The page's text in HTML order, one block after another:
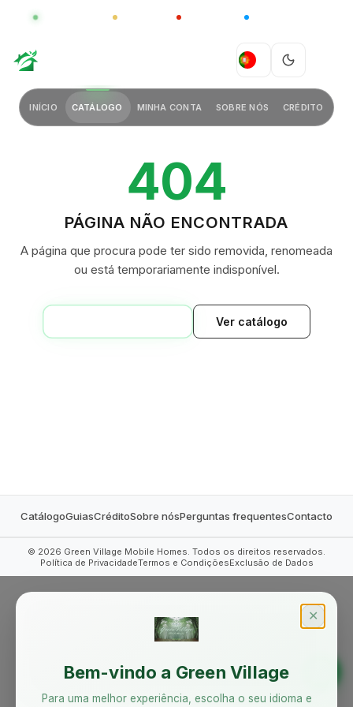
GLOBAL CHINA
PT
INÍCIO CATÁLOGO MINHA CONTA SOBRE NÓS CRÉDITO
404
PÁGINA NÃO ENCONTRADA
A página que procura pode ter sido removida, renomeada
ou está temporariamente indisponível.
Ver catálogo
CatálogoGuiasCréditoSobre nósPerguntas frequentesContacto
© 2026 Green Village Mobile Homes. Todos os direitos reservados.
Política de PrivacidadeTermos e CondiçõesExclusão de Dados
✕
Bem-vindo a Green Village
Para uma melhor experiência, escolha o seu idioma e